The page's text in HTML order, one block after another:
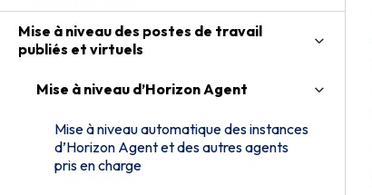
Mise à niveau des postes de travail
publiés et virtuels
Mise à niveau d’Horizon Agent
Mise à niveau automatique des instances
d’Horizon Agent et des autres agents
pris en charge